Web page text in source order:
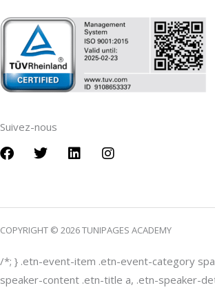
Suivez-nous
F
a
b
o
T
t
r
L
e
i
I
a
r
m
COPYRIGHT © 2026 TUNIPAGES ACADEMY
/*; } .etn-event-item .etn-event-category
speaker-content .etn-title a, .etn-speaker-